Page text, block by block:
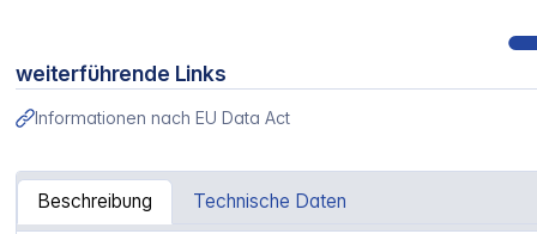
weiterführende Links
Informationen nach EU Data Act
Beschreibung Technische Daten